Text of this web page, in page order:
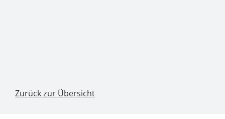
Zurück zur Übersicht